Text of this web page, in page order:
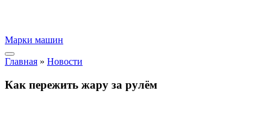
Марки машин
Главная » Новости
Как пережить жару за рулём